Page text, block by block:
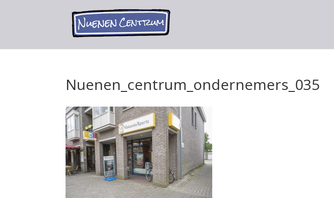
Nuenen_centrum_ondernemers_035